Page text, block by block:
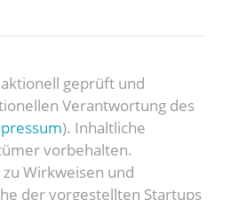
geprüft und
Verantwortung des
). Inhaltliche
vorbehalten.
Wirkweisen und
der vorgestellten Startups